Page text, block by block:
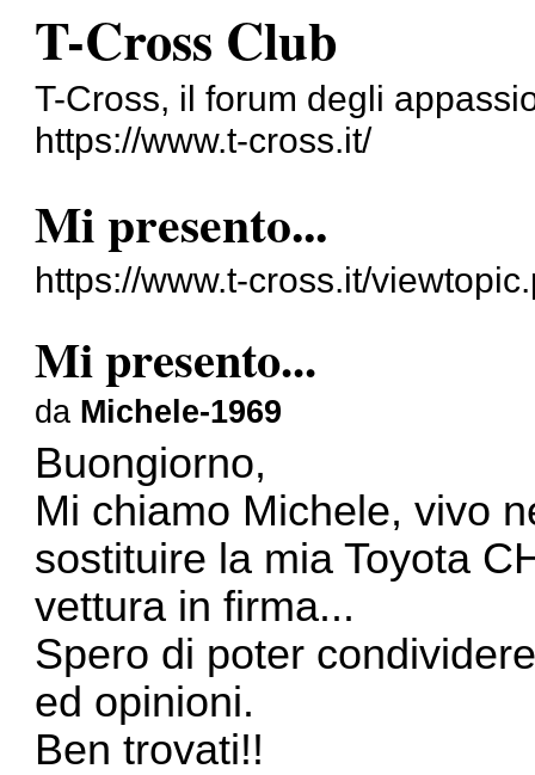
T-Cross Club
T-Cross, il forum degli
https://www.t-cross.it/
Mi presento...
https://www.t-cross.it/
Mi presento...
da Michele-1969
Buongiorno,
Mi chiamo Michele, vivo
sostituire la mia Toyota
vettura in firma...
Spero di poter
ed opinioni.
Ben trovati!!